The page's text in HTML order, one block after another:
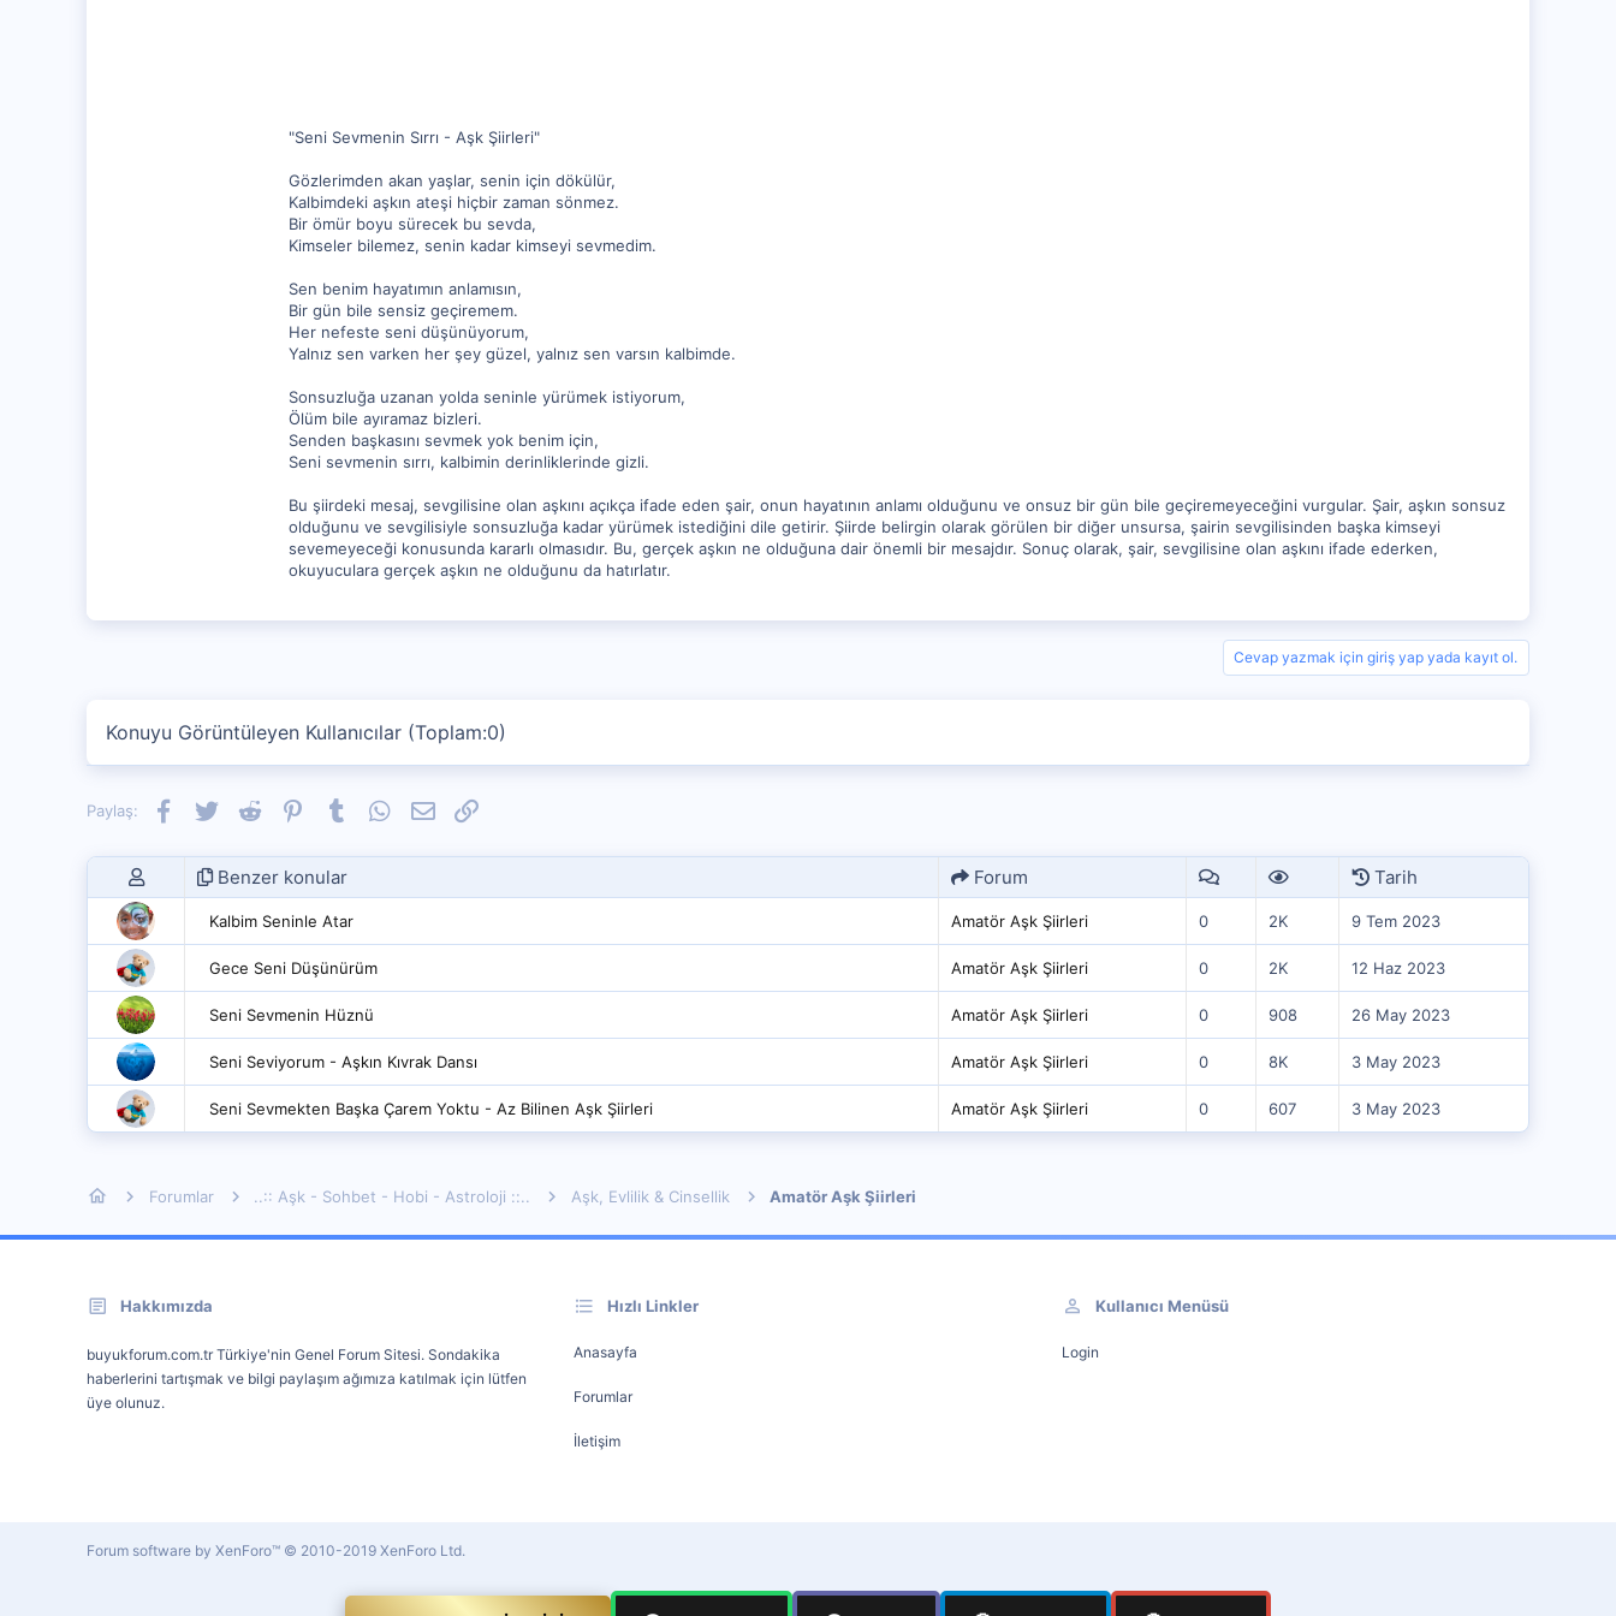
"Seni Sevmenin Sırrı - Aşk Şiirleri"
Gözlerimden akan yaşlar, senin için dökülür,
Kalbimdeki aşkın ateşi hiçbir zaman sönmez.
Bir ömür boyu sürecek bu sevda,
Kimseler bilemez, senin kadar kimseyi sevmedim.
Sen benim hayatımın anlamısın,
Bir gün bile sensiz geçiremem.
Her nefeste seni düşünüyorum,
Yalnız sen varken her şey güzel, yalnız sen varsın kalbimde.
Sonsuzluğa uzanan yolda seninle yürümek istiyorum,
Ölüm bile ayıramaz bizleri.
Senden başkasını sevmek yok benim için,
Seni sevmenin sırrı, kalbimin derinliklerinde gizli.
Bu şiirdeki mesaj, sevgilisine olan aşkını açıkça ifade eden şair, onun hayatının anlamı olduğunu ve onsuz bir gün bile geçiremeyeceğini vurgular. Şair, aşkın sonsuz
olduğunu ve sevgilisiyle sonsuzluğa kadar yürümek istediğini dile getirir. Şiirde belirgin olarak görülen bir diğer unsursa, şairin sevgilisinden başka kimseyi
sevemeyeceği konusunda kararlı olmasıdır. Bu, gerçek aşkın ne olduğuna dair önemli bir mesajdır. Sonuç olarak, şair, sevgilisine olan aşkını ifade ederken,
okuyuculara gerçek aşkın ne olduğunu da hatırlatır.
Cevap yazmak için giriş yap yada kayıt ol.
Konuyu Görüntüleyen Kullanıcılar (Toplam:0)
Paylaş: Facebook
TwitterReddit PinterestTumblrWhatsApp
E-postaLink
Benzer konular Forum Tarih
Kalbim Seninle Atar Amatör Aşk Şiirleri 0 2K 9 Tem 2023
Gece Seni Düşünürüm Amatör Aşk Şiirleri 0 2K 12 Haz 2023
Seni Sevmenin Hüznü Amatör Aşk Şiirleri 0 908 26 May 2023
Seni Seviyorum - Aşkın Kıvrak Dansı Amatör Aşk Şiirleri 0 8K 3 May 2023
Seni Sevmekten Başka Çarem Yoktu - Az Bilinen Aşk Şiirleri Amatör Aşk Şiirleri 0 607 3 May 2023
Forumlar ..:: Aşk - Sohbet - Hobi - Astroloji ::.. Aşk, Evlilik & Cinsellik Amatör Aşk Şiirleri
Hakkımızda
buyukforum.com.tr Türkiye'nin Genel Forum Sitesi. Sondakika
haberlerini tartışmak ve bilgi paylaşım ağımıza katılmak için lütfen
üye olunuz.
Hızlı Linkler
Anasayfa
Forumlar
İletişim
Kullanıcı Menüsü
Login
Forum software by XenForo™ © 2010-2019 XenForo Ltd.